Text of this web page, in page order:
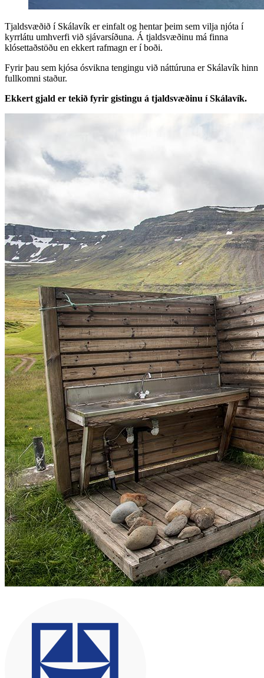
Tjaldsvæðið í Skálavík er einfalt og hentar þeim sem vilja njóta í
kyrrlátu umhverfi við sjávarsíðuna. Á tjaldsvæðinu má finna
klósettaðstöðu en ekkert rafmagn er í boði.
Fyrir þau sem kjósa ósvikna tengingu við náttúruna er Skálavík hinn
fullkomni staður.
Ekkert gjald er tekið fyrir gistingu á tjaldsvæðinu í Skálavík.